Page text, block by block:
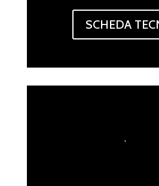
SCHEDA
,